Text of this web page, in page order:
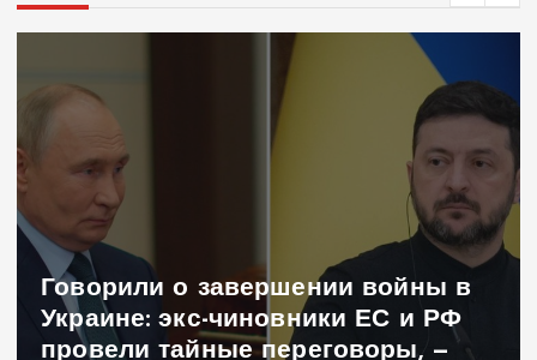
Говорили о завершении войны в
Украине: экс-чиновники ЕС и РФ
провели тайные переговоры, —